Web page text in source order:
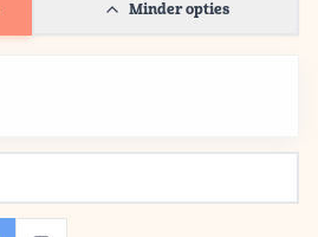
Minder opties